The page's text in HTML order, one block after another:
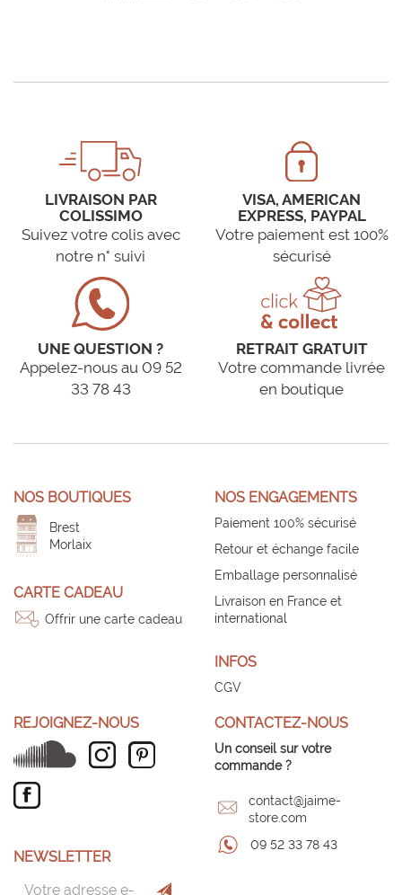
LIVRAISON PAR
COLISSIMO
Suivez votre colis avec
notre n° suivi
VISA, AMERICAN
EXPRESS, PAYPAL
Votre paiement est 100%
sécurisé
UNE QUESTION ?
Appelez-nous au 09 52
33 78 43
RETRAIT GRATUIT
Votre commande livrée
en boutique
NOS BOUTIQUES
Brest
Morlaix
CARTE CADEAU
Offrir une carte cadeau
NOS ENGAGEMENTS
Paiement 100% sécurisé
Retour et échange facile
Emballage personnalisé
Livraison en France et
international
INFOS
CGV
REJOIGNEZ-NOUS
NEWSLETTER
CONTACTEZ-NOUS
Un conseil sur votre
commande ?
contact@jaime-
store.com
09 52 33 78 43